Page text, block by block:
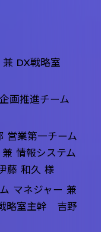
DX戦略室
画推進チーム
営業第一チーム
情報システム
藤 和久 様
マネジャー 兼
略室主幹 吉野